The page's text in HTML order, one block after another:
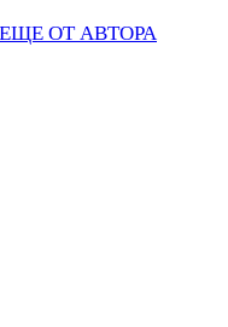
ЕЩЕ ОТ АВТОРА